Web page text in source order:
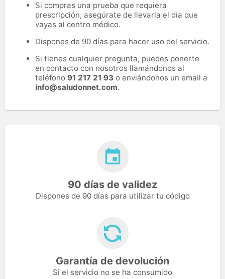
Si compras una prueba que requiera
prescripción, asegúrate de llevarla el día que
vayas al centro médico.
Dispones de 90 días para hacer uso del servicio.
Si tienes cualquier pregunta, puedes ponerte
en contacto con nosotros llamándonos al
teléfono 91 217 21 93 o enviándonos un email a
info@saludonnet.com.
90 días de validez
Dispones de 90 días para utilizar tu código
Garantía de devolución
Si el servicio no se ha consumido